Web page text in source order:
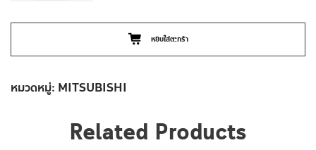
4WD
1996-
ผ้า
หยิบใส่ตะกร้า
หมวดหมู่: MITSUBISHI
Related Products